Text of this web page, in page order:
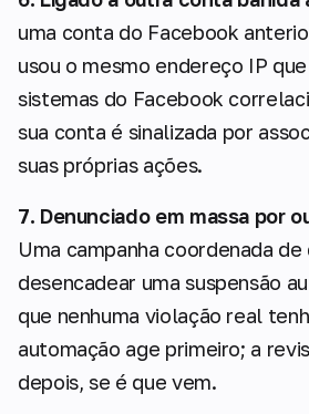
uma conta do Facebook
usou o mesmo endereço IP
sistemas do Facebook
sua conta é sinalizada por
suas próprias ações.
7. Denunciado em massa por
Uma campanha coordenada
desencadear uma suspensão
que nenhuma violação real
automação age primeiro; a
depois, se é que vem.